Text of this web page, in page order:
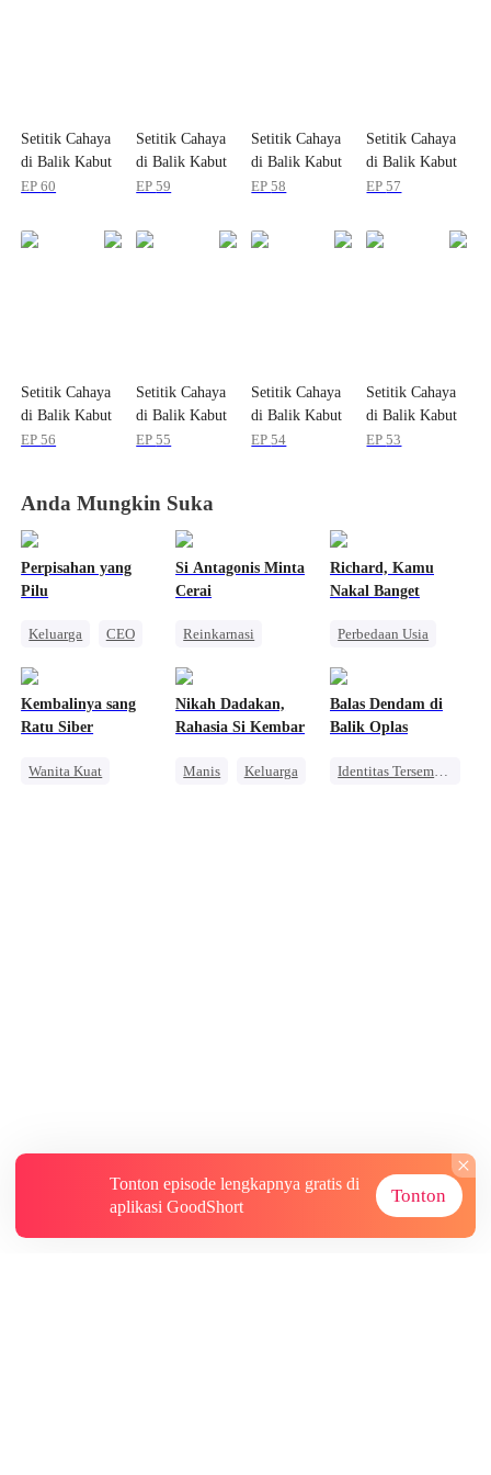
Setitik Cahaya
di Balik Kabut
EP60
Setitik Cahaya
di Balik Kabut
EP59
Setitik Cahaya
di Balik Kabut
EP58
Setitik Cahaya
di Balik Kabut
EP57
Setitik Cahaya
di Balik Kabut
EP56
Setitik Cahaya
di Balik Kabut
EP55
Setitik Cahaya
di Balik Kabut
EP54
Setitik Cahaya
di Balik Kabut
EP53
Anda Mungkin Suka
Perpisahan yang
Pilu
Keluarga
CEO
Si Antagonis Minta
Cerai
Reinkarnasi
CEO
Richard, Kamu
Nakal Banget
Perbedaan Usia
Kehamilan
Kembalinya sang
Ratu Siber
Wanita Kuat
Nikah Dadakan,
Rahasia Si Kembar
Manis
Keluarga
Balas Dendam di
Balik Oplas
Identitas Tersembunyi
Tonton episode lengkapnya gratis di
aplikasi GoodShort
Tonton